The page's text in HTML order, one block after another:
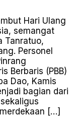
Hari Ulang
semangat
Tanratuo,
Personel
Berbaris (PBB)
Dao, Kamis
bagian dari
[…]